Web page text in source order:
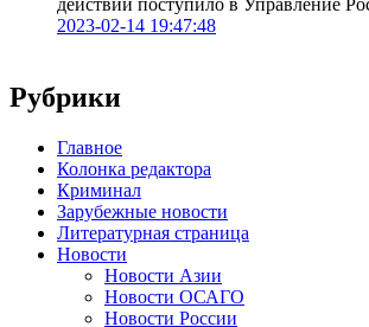
действий поступило в Управление
2023-02-14 19:47:48
Рубрики
Главное
Колонка редактора
Криминал
Зарубежные новости
Литературная страница
Новости
Новости Азии
Новости ОСАГО
Новости России